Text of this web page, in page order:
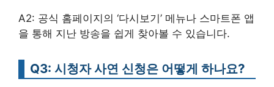
A2: 공식 홈페이지의 ‘다시보기’ 메뉴나 스마트폰 앱
을 통해 지난 방송을 쉽게 찾아볼 수 있습니다.
Q3: 시청자 사연 신청은 어떻게 하나요?